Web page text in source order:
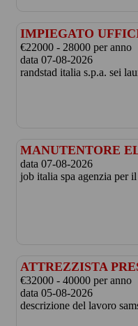
IMPIEGATO
€22000 - 28000 per anno
data 07-08-2026
randstad italia s.p.a. sei
MANUTENTORE
data 07-08-2026
job italia spa agenzia per
ATTREZZISTA
€32000 - 40000 per anno
data 05-08-2026
descrizione del lavoro